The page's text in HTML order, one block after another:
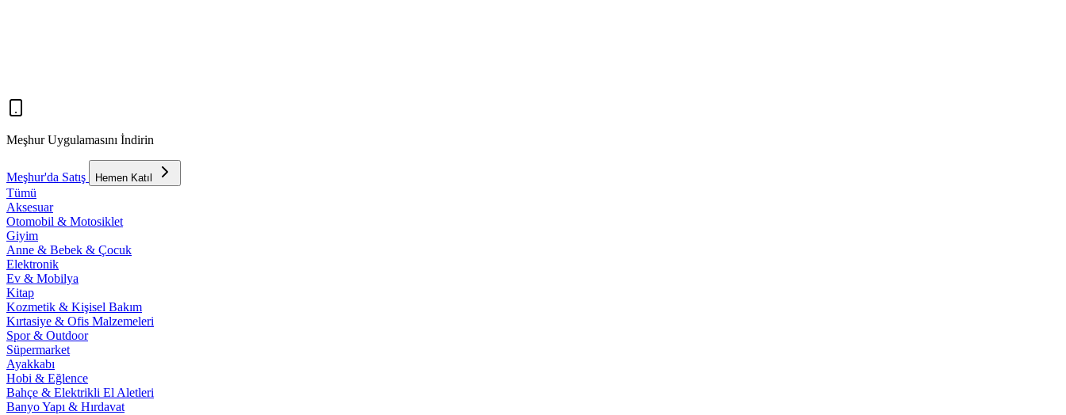
Meşhur Uygulamasını İndirin
Meşhur'da Satış Hemen Katıl
Tümü
Aksesuar
Otomobil & Motosiklet
Giyim
Anne & Bebek & Çocuk
Elektronik
Ev & Mobilya
Kitap
Kozmetik & Kişisel Bakım
Kırtasiye & Ofis Malzemeleri
Spor & Outdoor
Süpermarket
Ayakkabı
Hobi & Eğlence
Bahçe & Elektrikli El Aletleri
Banyo Yapı & Hırdavat